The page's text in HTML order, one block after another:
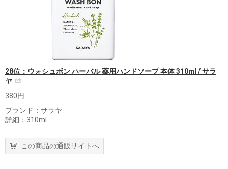
28位：ウォシュボン ハーバル 薬用ハンドソープ 本体 310ml / サラ
ヤ
380円
ブランド：サラヤ
詳細：310ml
この商品の通販サイトへ